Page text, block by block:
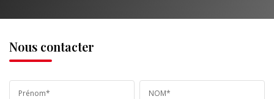
Nous contacter
Prénom* NOM*